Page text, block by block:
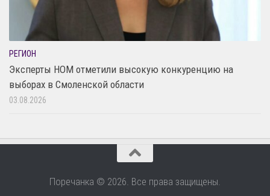
РЕГИОН
Эксперты НОМ отметили высокую конкуренцию на
выборах в Смоленской области
03.08.2026
Поречанка © 2026. Все права защищены.